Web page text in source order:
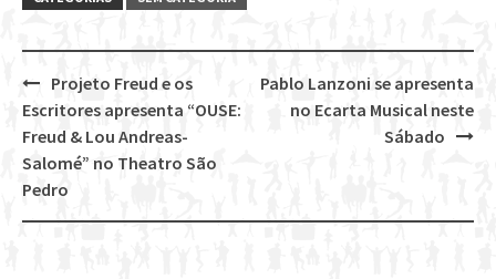
Post
navigation
Pablo Lanzoni se apresenta
no Ecarta Musical neste
Sábado
Projeto Freud e os
Escritores apresenta “OUSE:
Freud & Lou Andreas-
Salomé” no Theatro São
Pedro